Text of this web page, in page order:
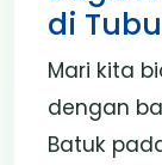
di
Mari kita
dengan
Batuk